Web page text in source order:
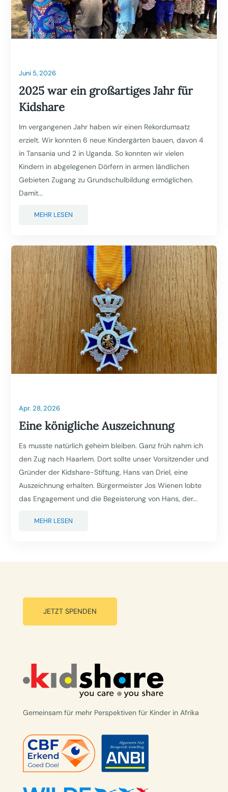
Juni 5, 2026
2025 war ein großartiges Jahr für
Kidshare
Im vergangenen Jahr haben wir einen Rekordumsatz
erzielt. Wir konnten 6 neue Kindergärten bauen, davon 4
in Tansania und 2 in Uganda. So konnten wir vielen
Kindern in abgelegenen Dörfern in armen ländlichen
Gebieten Zugang zu Grundschulbildung ermöglichen.
Damit...
MEHR LESEN
Apr. 28, 2026
Eine königliche Auszeichnung
Es musste natürlich geheim bleiben. Ganz früh nahm ich
den Zug nach Haarlem. Dort sollte unser Vorsitzender und
Gründer der Kidshare-Stiftung, Hans van Driel, eine
Auszeichnung erhalten. Bürgermeister Jos Wienen lobte
das Engagement und die Begeisterung von Hans, der...
MEHR LESEN
JETZT SPENDEN
Gemeinsam für mehr Perspektiven für Kinder in Afrika